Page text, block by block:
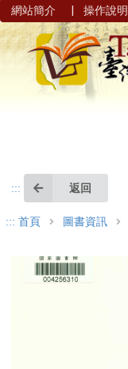
網站簡介 | 操作說明
::: 返回
::: 首頁 圖書資訊